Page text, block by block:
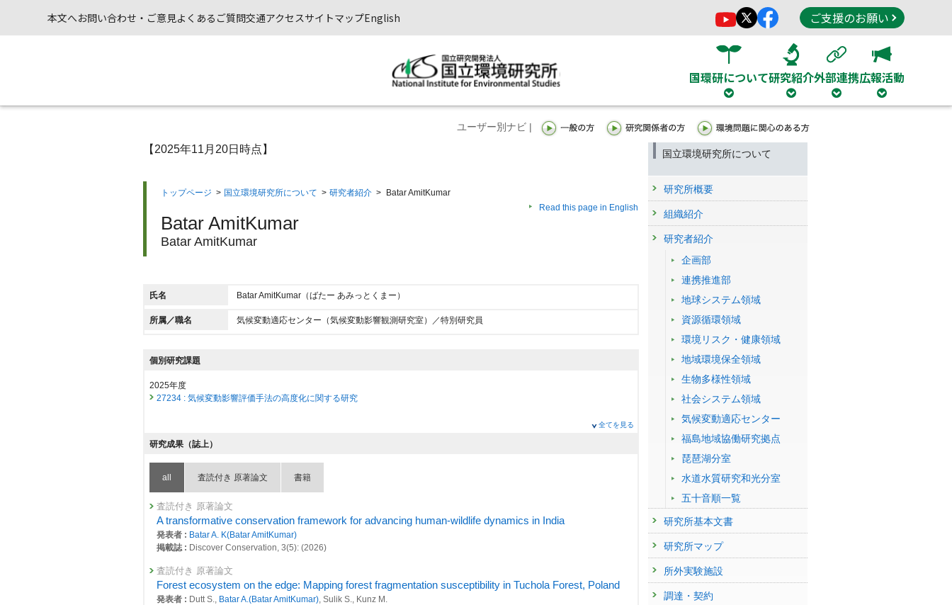
本文へお問い合わせ・ご意見よくあるご質問交通アクセスサイトマップEnglish ご支援のお願い
国環研について研究紹介外部連携広報活動
ユーザー別ナビ |
【2025年11月20日時点】
トップページ > 国立環境研究所について > 研究者紹介 >
Batar AmitKumar
Read this page in English
Batar AmitKumar
Batar AmitKumar
氏名 Batar AmitKumar（ばたー あみっとくまー）
所属／職名 気候変動適応センター（気候変動影響観測研究室）／特別研究員
個別研究課題
2025年度
27234 : 気候変動影響評価手法の高度化に関する研究
全てを見る
研究成果（誌上）
all 査読付き 原著論文 書籍
査読付き 原著論文
A transformative conservation framework for advancing human-wildlife dynamics in India
発表者 : Batar A. K(Batar AmitKumar)
掲載誌 : Discover Conservation, 3(5): (2026)
査読付き 原著論文
Forest ecosystem on the edge: Mapping forest fragmentation susceptibility in Tuchola Forest, Poland
発表者 : Dutt S., Batar A.(Batar AmitKumar), Sulik S., Kunz M.
国立環境研究所について
研究所概要
組織紹介
研究者紹介
企画部
連携推進部
地球システム領域
資源循環領域
環境リスク・健康領域
地域環境保全領域
生物多様性領域
社会システム領域
気候変動適応センター
福島地域協働研究拠点
琵琶湖分室
水道水質研究和光分室
五十音順一覧
研究所基本文書
研究所マップ
所外実験施設
調達・契約